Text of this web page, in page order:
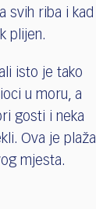
svih riba i kad
plijen.
isto je tako
u moru, a
gosti i neka
Ova je plaža
mjesta.